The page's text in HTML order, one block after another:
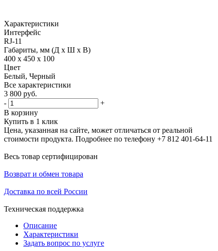
Характеристики
Интерфейс
RJ-11
Габариты, мм (Д x Ш x В)
400 x 450 x 100
Цвет
Белый, Черный
Все характеристики
3 800 руб.
-
+
В корзину
Купить в 1 клик
Цена, указанная на сайте, может отличаться от реальной
стоимости продукта. Подробнее по телефону +7 812 401-64-11
Весь товар сертифицирован
Возврат и обмен товара
Доставка по всей России
Техническая поддержка
Описание
Характеристики
Задать вопрос по услуге